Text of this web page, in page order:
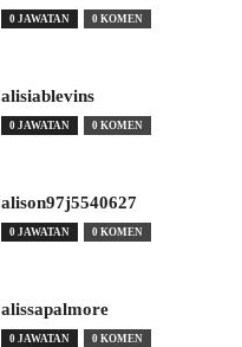
0 JAWATAN 0 KOMEN
alisiablevins
0 JAWATAN 0 KOMEN
alison97j5540627
0 JAWATAN 0 KOMEN
alissapalmore
0 JAWATAN 0 KOMEN